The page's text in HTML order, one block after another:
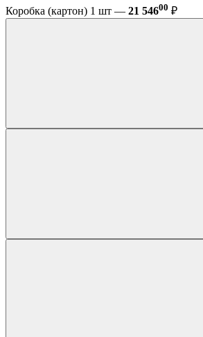
Коробка (картон) 1 шт — 21 54600 ₽